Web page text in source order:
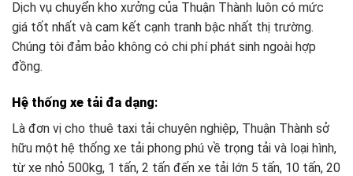
Dịch vụ chuyển kho xưởng của Thuận Thành luôn có mức
giá tốt nhất và cam kết cạnh tranh bậc nhất thị trường.
Chúng tôi đảm bảo không có chi phí phát sinh ngoài hợp
đồng.
Hệ thống xe tải đa dạng:
Là đơn vị cho thuê taxi tải chuyên nghiệp, Thuận Thành sở
hữu một hệ thống xe tải phong phú về trọng tải và loại hình,
từ xe nhỏ 500kg, 1 tấn, 2 tấn đến xe tải lớn 5 tấn, 10 tấn, 20